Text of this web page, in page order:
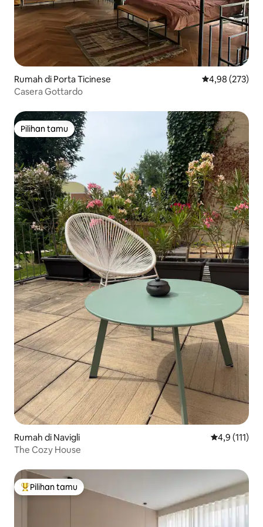
Rumah di Porta Ticinese Nilai rata-rata
4,98 (273)
Casera Gottardo
Pilihan tamu
Pilihan tamu
Rumah di Navigli Nilai rata-
4,9 (111)
The Cozy House
Pilihan tamu terpopuler
Pilihan tamu